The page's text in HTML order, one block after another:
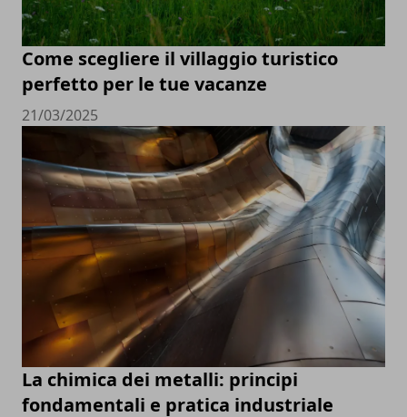
Come scegliere il villaggio turistico
perfetto per le tue vacanze
21/03/2025
La chimica dei metalli: principi
fondamentali e pratica industriale